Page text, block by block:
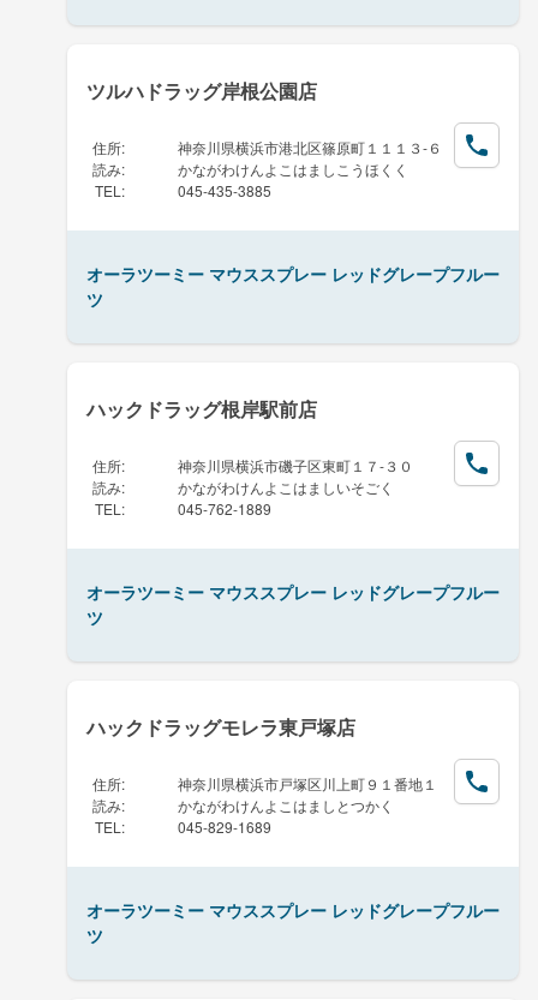
ツルハドラッグ岸根公園店
住所:
神奈川県横浜市港北区篠原町１１１３-６
読み:
かながわけんよこはましこうほくく
TEL : 045-435-3885
オーラツーミー マウススプレー レッドグレープフルー
ツ
ハックドラッグ根岸駅前店
住所:
神奈川県横浜市磯子区東町１７-３０
読み:
かながわけんよこはましいそごく
TEL : 045-762-1889
オーラツーミー マウススプレー レッドグレープフルー
ツ
ハックドラッグモレラ東戸塚店
住所:
神奈川県横浜市戸塚区川上町９１番地１
読み:
かながわけんよこはましとつかく
TEL : 045-829-1689
オーラツーミー マウススプレー レッドグレープフルー
ツ